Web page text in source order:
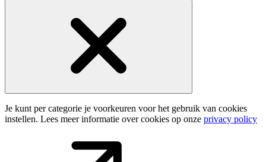
Je kunt per categorie je voorkeuren voor het gebruik van cookies
instellen. Lees meer informatie over cookies op onze privacy policy